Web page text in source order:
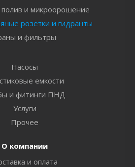
и микроорошение
розетки и гидранты
и фильтры
Насосы
емкости
и фитинги ПНД
Услуги
Прочее
О компании
и оплата